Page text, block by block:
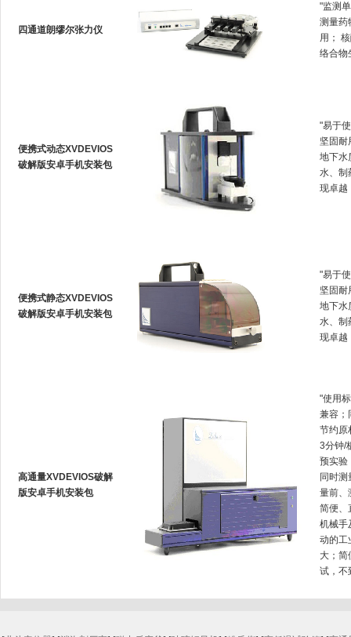
四通道朗缪尔张力仪
"监测单
测量药
用
络合物
便携式动态XVDEVIOS
破解版安卓手机安装包
"易于使
坚固耐
地下水
水
现卓越
便携式静态XVDEVIOS
破解版安卓手机安装包
"易于使
坚固耐
地下水
水、
现卓越
高通量XVDEVIOS破解
版安卓手机安装包
"使用
兼容
节约原
3分钟/
预实验
同时测
量前
简便
机械手
动的工
大
试